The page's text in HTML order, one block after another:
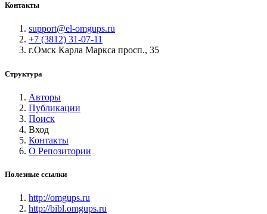
Контакты
support@el-omgups.ru
+7 (3812) 31-07-11
г.Омск Карла Маркса просп., 35
Структура
Авторы
Публикации
Поиск
Вход
Контакты
О Репозитории
Полезные ссылки
http://omgups.ru
http://bibl.omgups.ru